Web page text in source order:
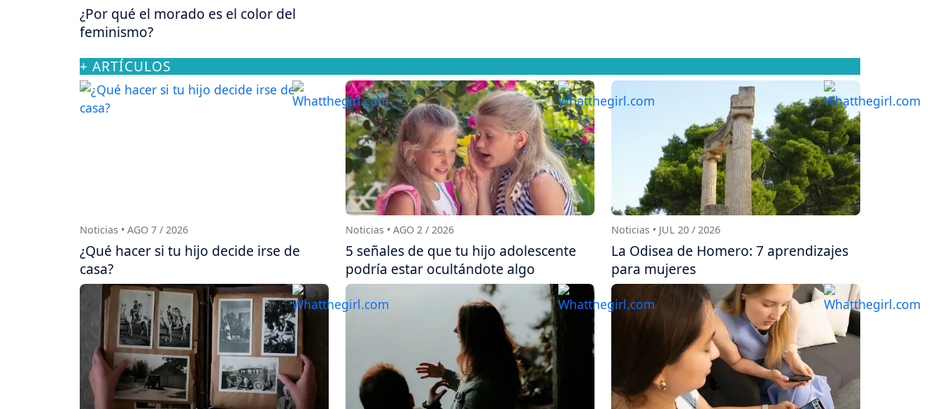
¿Por qué el morado es el color del
feminismo?
+ ARTÍCULOS
Noticias • AGO 7 / 2026
¿Qué hacer si tu hijo decide irse de
casa?
Noticias • AGO 2 / 2026
5 señales de que tu hijo adolescente
podría estar ocultándote algo
Noticias • JUL 20 / 2026
La Odisea de Homero: 7 aprendizajes
para mujeres